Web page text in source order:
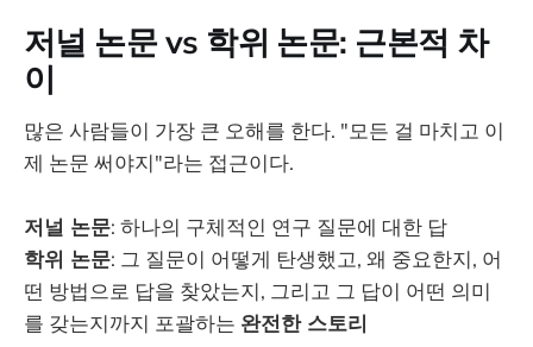
저널 논문 vs 학위 논문: 근본적 차
이
많은 사람들이 가장 큰 오해를 한다. "모든 걸 마치고 이
제 논문 써야지"라는 접근이다.
저널 논문: 하나의 구체적인 연구 질문에 대한 답
학위 논문: 그 질문이 어떻게 탄생했고, 왜 중요한지, 어
떤 방법으로 답을 찾았는지, 그리고 그 답이 어떤 의미
를 갖는지까지 포괄하는 완전한 스토리